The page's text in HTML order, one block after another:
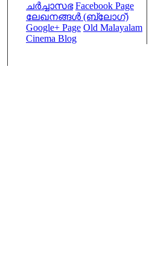
ചര്‍ച്ചാസഭ Facebook Page
ലേഖനങ്ങള്‍ (ബ്ലോഗ്)
Google+ Page Old Malayalam
Cinema Blog